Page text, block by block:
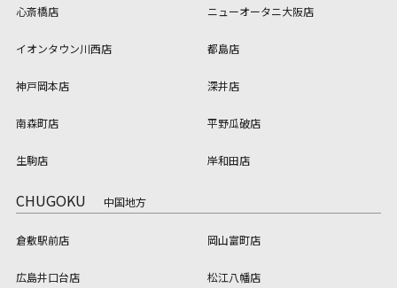
心斎橋店 ニューオータニ大阪店
イオンタウン川西店 都島店
神戸岡本店 深井店
南森町店 平野瓜破店
生駒店 岸和田店
CHUGOKU 中国地方
倉敷駅前店 岡山富町店
広島井口台店 松江八幡店